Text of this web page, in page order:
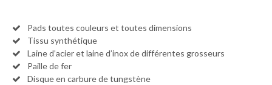
Pads toutes couleurs et toutes dimensions
Tissu synthétique
Laine d’acier et laine d’inox de différentes grosseurs
Paille de fer
Disque en carbure de tungstène